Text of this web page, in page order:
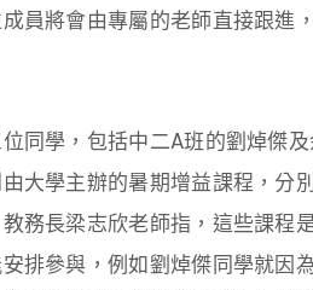
員將會由專屬的老師直接跟進
同學，包括中二A班的劉焯傑
大學主辦的暑期增益課程，分
務長梁志欣老師指，這些課程
排參與，例如劉焯傑同學就因